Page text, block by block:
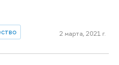
2 марта, 2021 г.